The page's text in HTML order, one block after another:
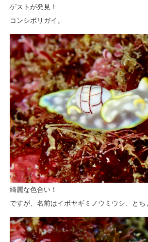
ゲストが発見！
コンシボリガイ。
綺麗な色合い！
ですが、名前はイボヤギミノウミウシ、と